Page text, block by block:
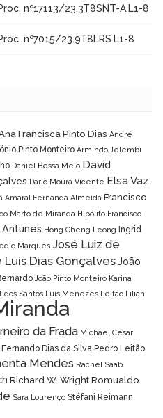
nº17113/23.3T8SNT-A.L1-8
nº7015/23.9T8LRS.L1-8
Francisca Pinto Dias André
Pinto Monteiro Armindo Jelembi
Daniel Bessa Melo David
Dário Moura Vicente Elsa Vaz
Amaral Fernanda Almeida Francisco
Marto de Miranda Hipólito Francisco
Hong Cheng Leong Ingrid
Marques José Luiz de
Luís Dias GonçalvesJoão
João Pinto Monteiro Karina
dos Santos Luís Menezes Leitão Lílian
da Frada Michael César
Fernando Dias da Silva Pedro Leitão
Mendes Rachel Saab
Richard W. WrightRomualdo
Sara Lourenço Stéfani Reimann